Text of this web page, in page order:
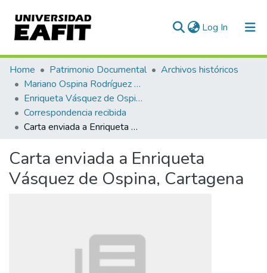
Log In (current)
Communities & Collections
All of DSpace
Statistics
Home Patrimonio Documental
Archivos históricos
Mariano Ospina Rodríguez (1826 -1912)
Enriqueta Vásquez de Ospina
Correspondencia recibida
Carta enviada a Enriqueta Vásquez de Ospina, Cartagena
Carta enviada a Enriqueta
Vásquez de Ospina, Cartagena